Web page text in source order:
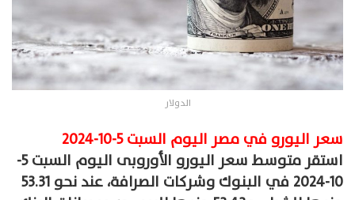
الدولار
سعر اليورو في مصر اليوم السبت 5-10-2024
استقر متوسط سعر اليورو الأوروبى اليوم السبت 5-
10-2024 في البنوك وشركات الصرافة، عند نحو 53.31